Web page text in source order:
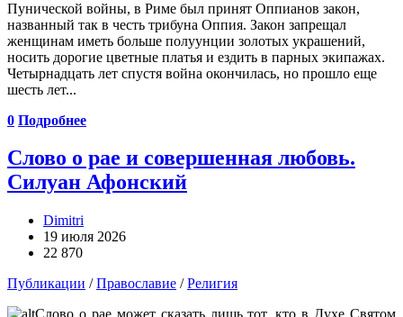
Пунической войны, в Риме был принят Оппианов закон,
названный так в честь трибуна Оппия. Закон запрещал
женщинам иметь больше полуунции золотых украшений,
носить дорогие цветные платья и ездить в парных экипажах.
Четырнадцать лет спустя война окончилась, но прошло еще
шесть лет...
0 Подробнее
Слово о рае и совершенная любовь.
Силуан Афонский
Dimitri
19 июля 2026
22 870
Публикации /Православие /Религия